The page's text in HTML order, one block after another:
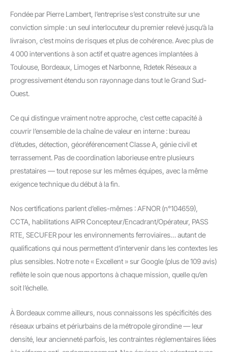
Fondée par Pierre Lambert, l’entreprise s’est construite sur une
conviction simple : un seul interlocuteur du premier relevé jusqu’à la
livraison, c’est moins de risques et plus de cohérence. Avec plus de
4 000 interventions à son actif et quatre agences implantées à
Toulouse, Bordeaux, Limoges et Narbonne, Rdetek Réseaux a
progressivement étendu son rayonnage dans tout le Grand Sud-
Ouest.
Ce qui distingue vraiment notre approche, c’est cette capacité à
couvrir l’ensemble de la chaîne de valeur en interne : bureau
d’études, détection, géoréférencement Classe A, génie civil et
terrassement. Pas de coordination laborieuse entre plusieurs
prestataires — tout repose sur les mêmes équipes, avec la même
exigence technique du début à la fin.
Nos certifications parlent d’elles-mêmes : AFNOR (n°104659),
CCTA, habilitations AIPR Concepteur/Encadrant/Opérateur, PASS
RTE, SECUFER pour les environnements ferroviaires… autant de
qualifications qui nous permettent d’intervenir dans les contextes les
plus sensibles. Notre note « Excellent » sur Google (plus de 109 avis)
reflète le soin que nous apportons à chaque mission, quelle qu’en
soit l’échelle.
À Bordeaux comme ailleurs, nous connaissons les spécificités des
réseaux urbains et périurbains de la métropole girondine — leur
densité, leur ancienneté parfois, les contraintes réglementaires liées